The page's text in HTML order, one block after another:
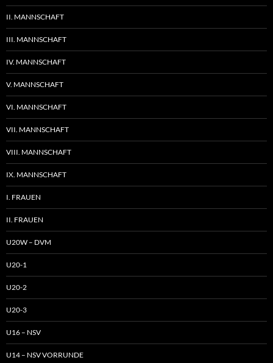
II. MANNSCHAFT
III. MANNSCHAFT
IV. MANNSCHAFT
V. MANNSCHAFT
VI. MANNSCHAFT
VII. MANNSCHAFT
VIII. MANNSCHAFT
IX. MANNSCHAFT
I. FRAUEN
II. FRAUEN
U20W – DVM
U20-1
U20-2
U20-3
U16 – NSV
U14 – NSV VORRUNDE